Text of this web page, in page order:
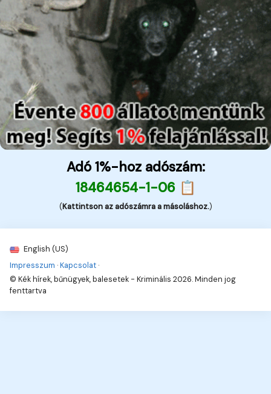
Adó 1%-hoz adószám:
18464654-1-06 📋
(Kattintson az adószámra a másoláshoz.)
English (US)
Impresszum ·Kapcsolat ·
© Kék hírek, bűnügyek, balesetek - Kriminális 2026. Minden jog
fenttartva